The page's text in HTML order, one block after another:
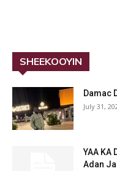
SHEEKOOYIN
Damac
July 31,
YAA KA
Adan